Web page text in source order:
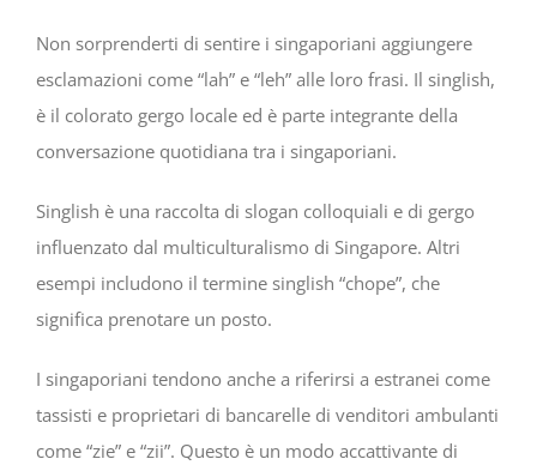
Non sorprenderti di sentire i singaporiani aggiungere
esclamazioni come “lah” e “leh” alle loro frasi. Il singlish,
è il colorato gergo locale ed è parte integrante della
conversazione quotidiana tra i singaporiani.
Singlish è una raccolta di slogan colloquiali e di gergo
influenzato dal multiculturalismo di Singapore. Altri
esempi includono il termine singlish “chope”, che
significa prenotare un posto.
I singaporiani tendono anche a riferirsi a estranei come
tassisti e proprietari di bancarelle di venditori ambulanti
come “zie” e “zii”. Questo è un modo accattivante di